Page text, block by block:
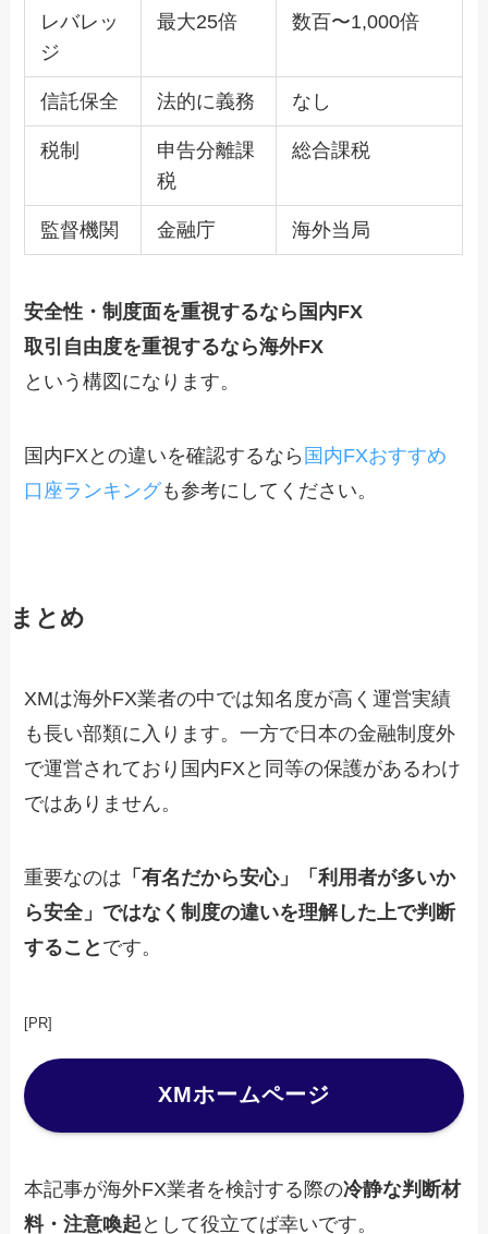
レバレッ
ジ
最大25倍 数百〜1,000倍
信託保全 法的に義務 なし
税制
申告分離課
税
総合課税
監督機関 金融庁 海外当局
安全性・制度面を重視するなら国内FX
取引自由度を重視するなら海外FX
という構図になります。
国内FXとの違いを確認するなら 国内FXおすすめ
口座ランキングも参考にしてください。
まとめ
XMは海外FX業者の中では知名度が高く運営実績
も長い部類に入ります。一方で日本の金融制度外
で運営されており国内FXと同等の保護があるわけ
ではありません。
重要なのは 「有名だから安心」「利用者が多いか
ら安全」ではなく制度の違いを理解した上で判断
すること です。
[PR]
XMホームページ
本記事が海外FX業者を検討する際の冷静な判断材
料・注意喚起 として役立てば幸いです。